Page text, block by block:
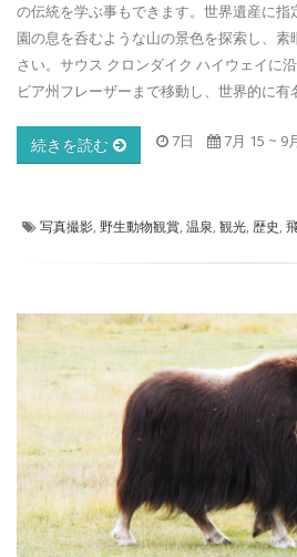
の伝統を学ぶ事もできます。世界遺産に
園の息を呑むような山の景色を探索し、
さい。サウス クロンダイク ハイウェイに
ビア州フレーザーまで移動し、世界的に有
7日 7月 15 ~ 9
続きを読む
写真撮影, 野生動物観賞, 温泉, 観光, 歴史,